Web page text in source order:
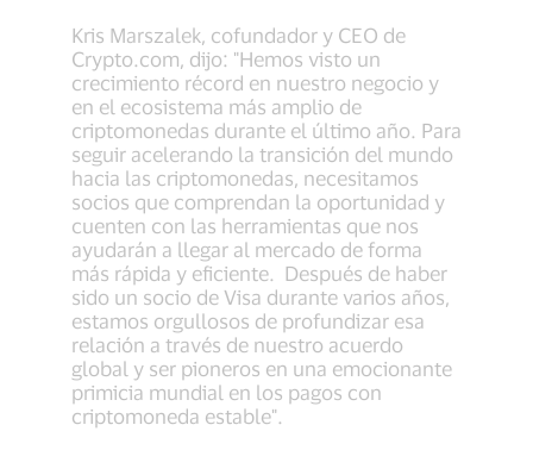
Kris Marszalek, cofundador y CEO de
Crypto.com, dijo: "Hemos visto un
crecimiento récord en nuestro negocio y
en el ecosistema más amplio de
criptomonedas durante el último año. Para
seguir acelerando la transición del mundo
hacia las criptomonedas, necesitamos
socios que comprendan la oportunidad y
cuenten con las herramientas que nos
ayudarán a llegar al mercado de forma
más rápida y eficiente. Después de haber
sido un socio de Visa durante varios años,
estamos orgullosos de profundizar esa
relación a través de nuestro acuerdo
global y ser pioneros en una emocionante
primicia mundial en los pagos con
criptomoneda estable".